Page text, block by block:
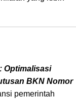
Optimalisasi
BKN Nomor
pemerintah